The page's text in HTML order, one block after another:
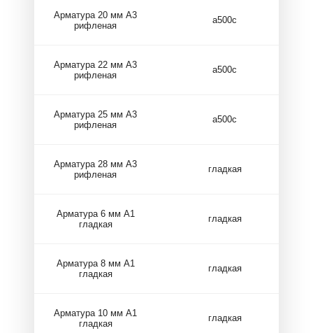
Арматура 20 мм А3
рифленая
а500с
Арматура 22 мм А3
рифленая
а500с
Арматура 25 мм А3
рифленая
а500с
Арматура 28 мм А3
рифленая
гладкая
Арматура 6 мм А1
гладкая
гладкая
Арматура 8 мм А1
гладкая
гладкая
Арматура 10 мм А1
гладкая
гладкая